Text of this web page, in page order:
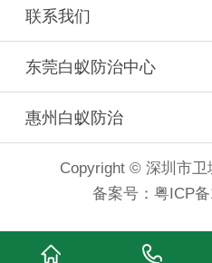
联系我们
东莞白蚁防治中心
惠州白蚁防治
Copyright © 深圳市卫
备案号：粤ICP